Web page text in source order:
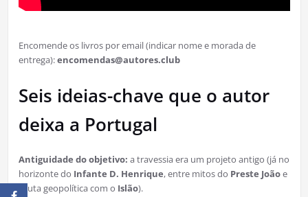
Encomende os livros por email (indicar nome e morada de
entrega):encomendas@autores.club
Seis ideias-chave que o autor
deixa a Portugal
Antiguidade do objetivo: a travessia era um projeto antigo (já no
horizonte do Infante D. Henrique, entre mitos do Preste Joãoe
a luta geopolítica com o Islão).